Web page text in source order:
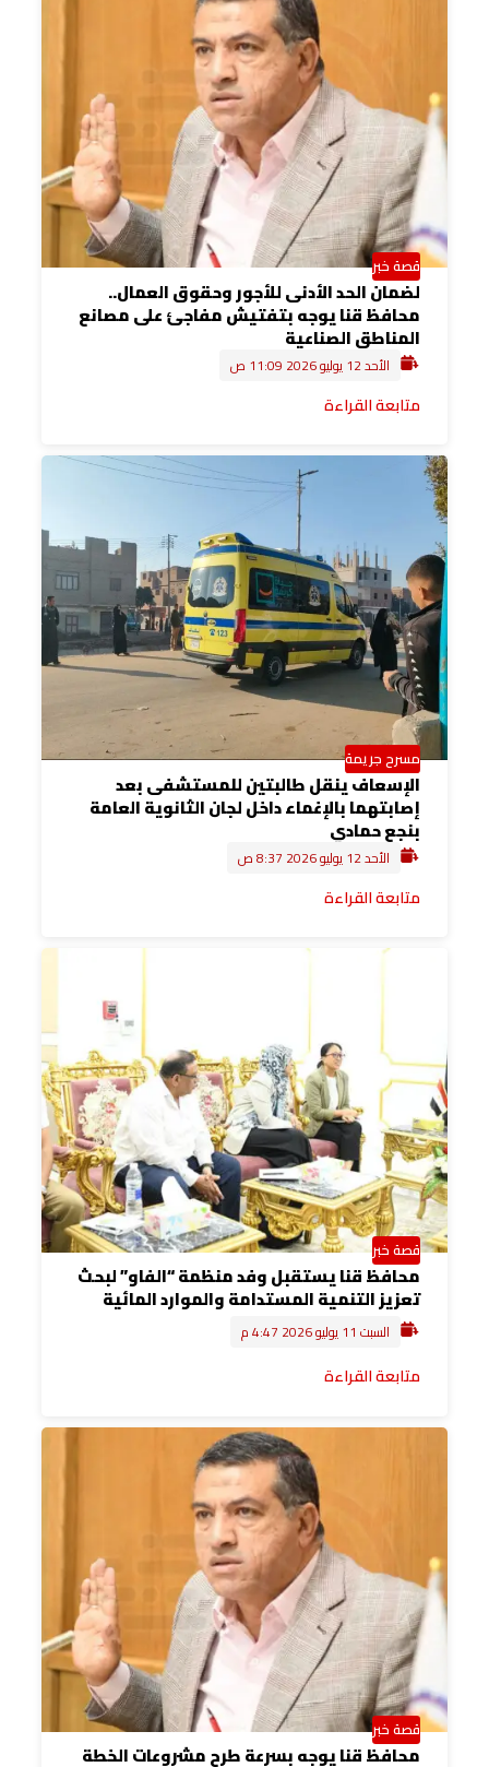
قصة خبر
لضمان الحد الأدنى للأجور وحقوق العمال..
محافظ قنا يوجه بتفتيش مفاجئ على مصانع
المناطق الصناعية
الأحد 12 يوليو 2026 11:09 ص
متابعة القراءة
مسرح جريمة
الإسعاف ينقل طالبتين للمستشفى بعد
إصابتهما بالإغماء داخل لجان الثانوية العامة
بنجع حمادي
الأحد 12 يوليو 2026 8:37 ص
متابعة القراءة
قصة خبر
محافظ قنا يستقبل وفد منظمة “الفاو” لبحث
تعزيز التنمية المستدامة والموارد المائية
السبت 11 يوليو 2026 4:47 م
متابعة القراءة
قصة خبر
محافظ قنا يوجه بسرعة طرح مشروعات الخطة